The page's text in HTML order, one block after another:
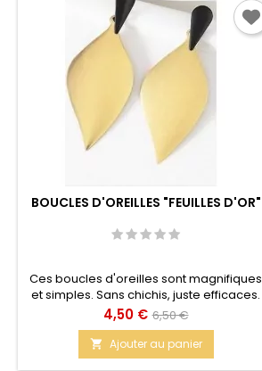
BOUCLES D'OREILLES "FEUILLES D'OR"
Ces boucles d'oreilles sont magnifiques
et simples. Sans chichis, juste efficaces.
Pour toutes vos soirées "habillées".
Matière : Métal doré
Prix
4,50 € Prix
de
base
6,50 €
 Ajouter au panier